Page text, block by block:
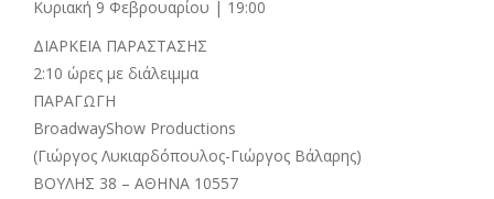
Κυριακή 9 Φεβρουαρίου | 19:00
ΔΙΑΡΚΕΙΑ ΠΑΡΑΣΤΑΣΗΣ
2:10 ώρες με διάλειμμα
ΠΑΡΑΓΩΓΗ
BroadwayShow Productions
(Γιώργος Λυκιαρδόπουλος-Γιώργος Βάλαρης)
ΒΟΥΛΗΣ 38 – ΑΘΗΝΑ 10557